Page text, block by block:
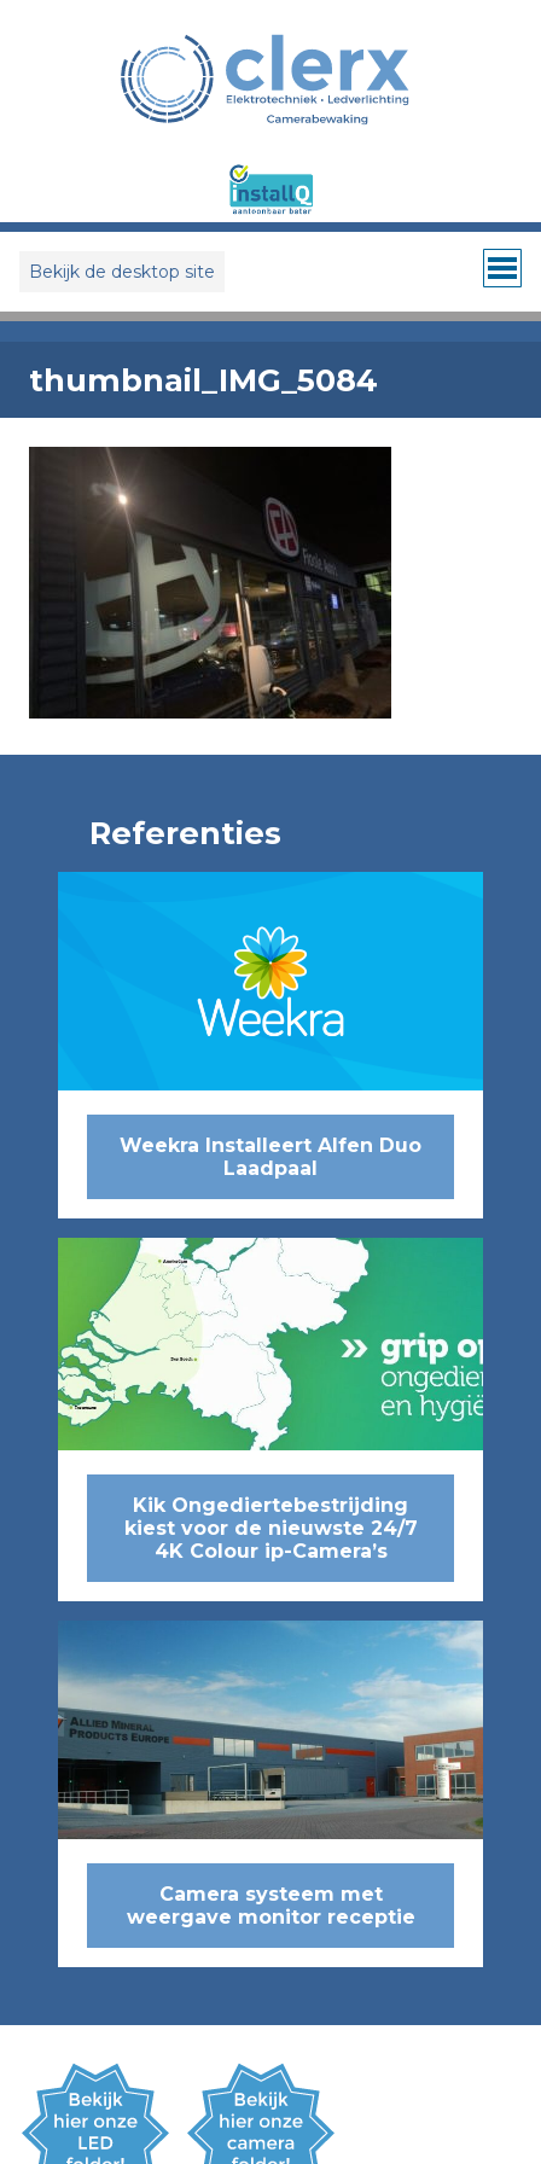
Bekijk de desktop site
thumbnail_IMG_5084
Referenties
Weekra Installeert Alfen Duo
Laadpaal
Kik Ongediertebestrijding
kiest voor de nieuwste 24/7
4K Colour ip-Camera’s
Camera systeem met
weergave monitor receptie